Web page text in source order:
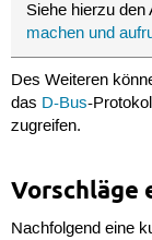
Siehe hierzu den
machen und
Des Weiteren
das D-Bus-
zugreifen.
Vorschläge
Nachfolgend eine